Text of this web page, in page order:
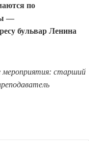
по
—
бульвар Ленина
мероприятия: старший